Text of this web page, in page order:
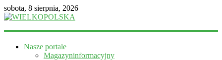
sobota, 8 sierpnia, 2026
WIELKOPOLSKA
Nasze portale
Magazyninformacyjny